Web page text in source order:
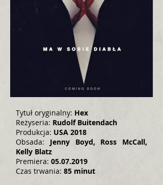
Tytuł oryginalny: Hex
Reżyseria: Rudolf Buitendach
Produkcja: USA 2018
Obsada: Jenny Boyd, Ross McCall,
Kelly Blatz
Premiera: 05.07.2019
Czas trwania: 85 minut